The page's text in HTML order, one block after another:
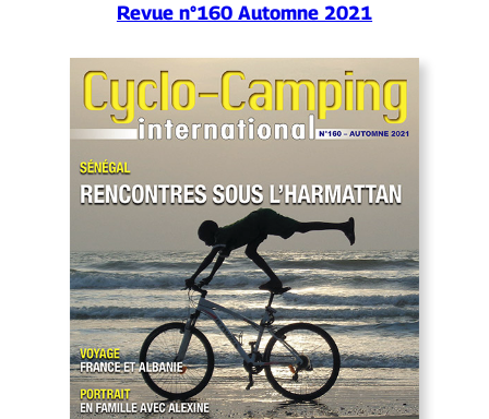
Revue n°160 Automne 2021